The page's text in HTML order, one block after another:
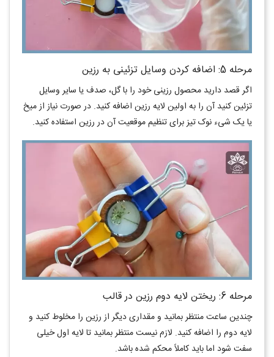
مرحله 5: اضافه کردن وسایل تزئینی به رزین
اگر قصد دارید محصول رزینی خود را با گل، صدف یا سایر وسایل
تزئین کنید آن را به اولین لایه رزین اضافه کنید. در صورت نیاز از میخ
یا یک شیء نوک تیز برای تنظیم موقعیت آن در رزین استفاده کنید.
مرحله 6: ریختن لایه دوم رزین در قالب
چندین ساعت منتظر بمانید و مقداری دیگر از رزین را مخلوط کنید و
لایه دوم را اضافه کنید. لازم نیست منتظر بمانید تا لایه اول خیلی
سفت شود اما باید کاملاً محکم شده باشد.